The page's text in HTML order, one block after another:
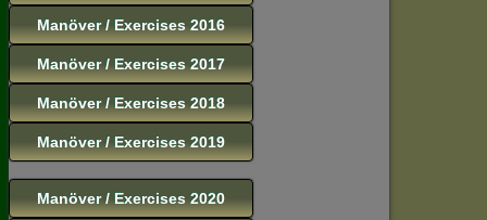
Manöver / Exercises 2016
Manöver / Exercises 2017
Manöver / Exercises 2018
Manöver / Exercises 2019
Manöver / Exercises 2020